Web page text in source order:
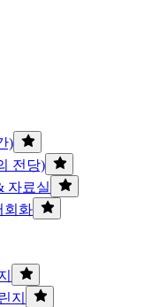
)
전당)
자료실
회화
지